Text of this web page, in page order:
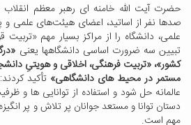
حضرت آیت الله خامنه ای رهبر معظم انقلاب
صدها نفر از اساتید، اعضای هیئت‌های علمی و
علمی، دانشگاه را از مراکز بسیار مهم «تربیت
تبیین سه ضرورت اساسی دانشگاهها یعنی
کشور»، «تربیت فرهنگی، اخلاقی و هویتیِ
مستمر در محیط های دانشگاهی» تأکید
عالمانه حل شود و استفاده از توانایی ها و
دستان توانا و مستعد جوانان پر تلاش و پر
مهم است.